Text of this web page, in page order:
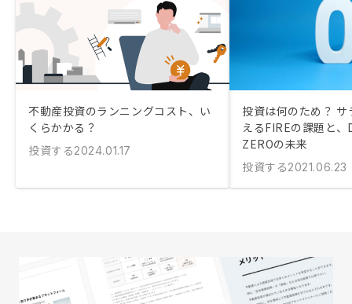
不動産投資のランニングコスト、い
くらかかる？
投資する2024.01.17
投資は何のため？
えるFIREの課題と
ZEROの未来
投資する2021.06.23